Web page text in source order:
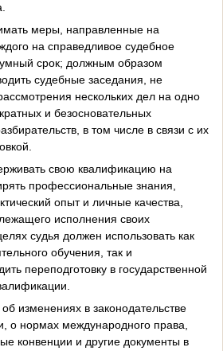
меры, направленные на
на справедливое судебное
срок; должным образом
судебные заседания, не
нескольких дел на одно
и безосновательных
в том числе в связи с их
свою квалификацию на
профессиональные знания,
опыт и личные качества,
исполнения своих
судья должен использовать как
обучения, так и
переподготовку в государственной
изменениях в законодательстве
о нормах международного права,
конвенции и другие документы в